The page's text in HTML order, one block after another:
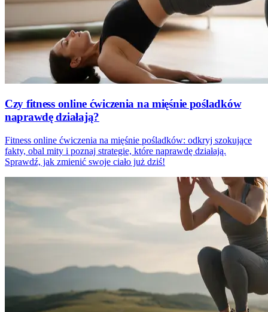
Czy fitness online ćwiczenia na mięśnie pośladków
naprawdę działają?
Fitness online ćwiczenia na mięśnie pośladków: odkryj szokujące
fakty, obal mity i poznaj strategie, które naprawdę działają.
Sprawdź, jak zmienić swoje ciało już dziś!